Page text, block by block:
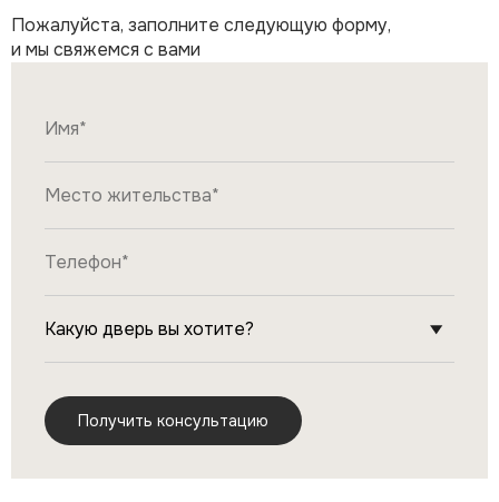
Пожалуйста, заполните следующую форму,
и мы свяжемся с вами